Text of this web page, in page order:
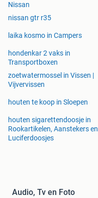
Nissan
nissan gtr r35
laika kosmo in Campers
hondenkar 2 vaks in
Transportboxen
zoetwatermossel in Vissen |
Vijvervissen
houten te koop in Sloepen
houten sigarettendoosje in
Rookartikelen, Aanstekers en
Luciferdoosjes
Audio, Tv en Foto